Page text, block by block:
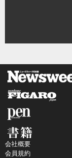
会社概要
会員規約